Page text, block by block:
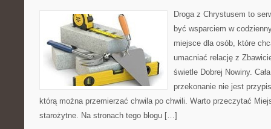
Droga z Chrystusem to
być wsparciem w
miejsce dla osób, które
umacniać relację z
świetle Dobrej Nowiny.
przekonanie nie jest
którą można przemierzać chwila po chwili. Warto przeczytać
starożytne. Na stronach tego blogu […]